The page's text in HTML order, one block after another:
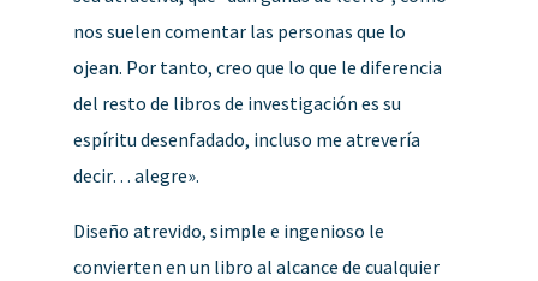
nos suelen comentar las personas que lo
ojean. Por tanto, creo que lo que le diferencia
del resto de libros de investigación es su
espíritu desenfadado, incluso me atrevería
decir… alegre».
Diseño atrevido, simple e ingenioso le
convierten en un libro al alcance de cualquier